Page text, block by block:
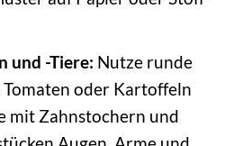
und -Tiere: Nutze runde
oder Kartoffeln
mit Zahnstochern und